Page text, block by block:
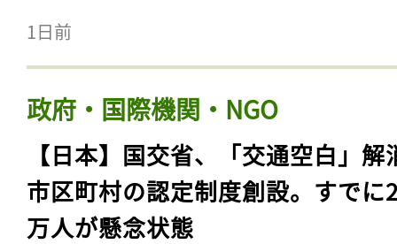
1日前
政府・国際機関・NGO
【日本】国交省、「交通空白」解
市区町村の認定制度創設。すでに
万人が懸念状態